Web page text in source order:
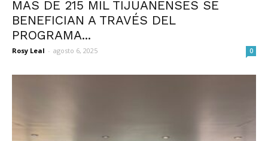
MÁS DE 215 MIL TIJUANENSES SE
BENEFICIAN A TRAVÉS DEL
PROGRAMA...
Rosy Leal - agosto 6, 2025 0